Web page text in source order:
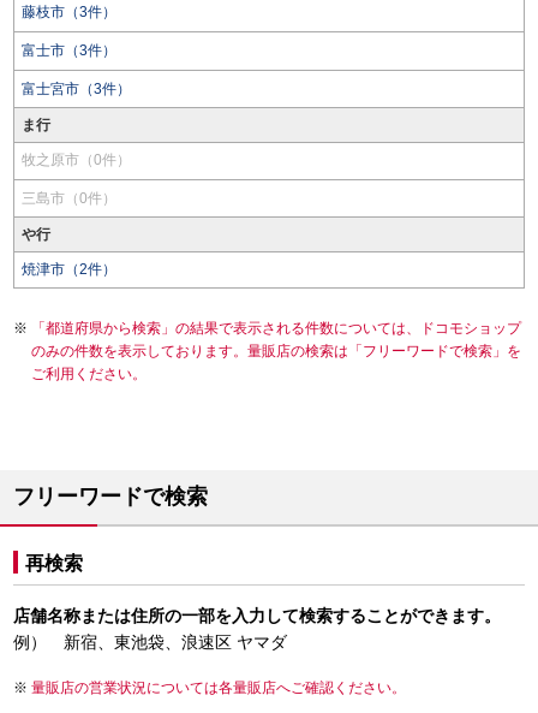
藤枝市（3件）
富士市（3件）
富士宮市（3件）
ま行
牧之原市（0件）
三島市（0件）
や行
焼津市（2件）
「都道府県から検索」の結果で表示される件数については、ドコモショップ
のみの件数を表示しております。量販店の検索は「フリーワードで検索」を
ご利用ください。
フリーワードで検索
再検索
店舗名称または住所の一部を入力して検索することができます。
例） 新宿、東池袋、浪速区 ヤマダ
量販店の営業状況については各量販店へご確認ください。